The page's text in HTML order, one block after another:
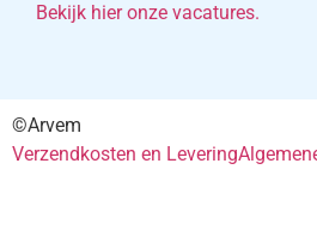
Bekijk hier onze vacatures.
©Arvem
Verzendkosten en Levering